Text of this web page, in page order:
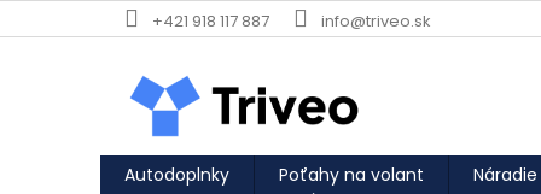
Prejsť na obsah +421 918 117 887 info@triveo.sk
Autodoplnky Poťahy na volant